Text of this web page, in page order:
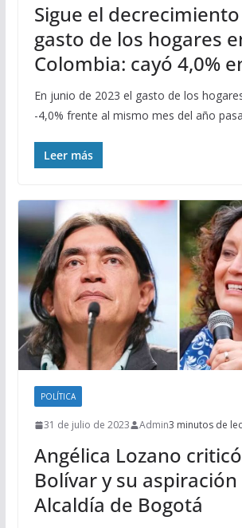
Sigue el
gasto de los hogares
Colombia: cayó 4,0%
En junio de 2023 el gasto de los
-4,0% frente al mismo mes del año
Leer más
POLÍTICA
31 de julio de 2023 Admin3 minutos de
Angélica Lozano
Bolívar y su aspiración
Alcaldía de Bogotá